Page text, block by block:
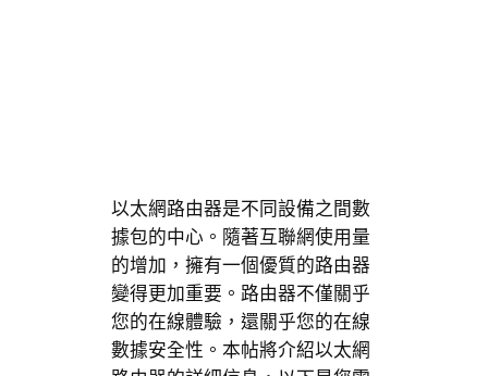
以太網路由器是不同設備之間數
據包的中心。隨著互聯網使用量
的增加，擁有一個優質的路由器
變得更加重要。路由器不僅關乎
您的在線體驗，還關乎您的在線
數據安全性。本帖將介紹以太網